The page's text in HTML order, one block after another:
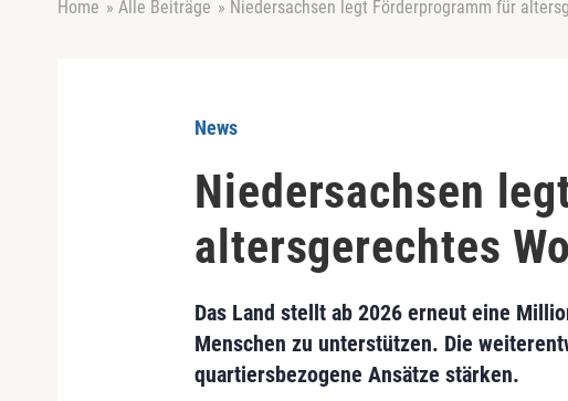
Home » Alle Beiträge » Niedersachsen legt Förderprogramm für
News
Niedersachsen
altersgerechtes
Das Land stellt ab 2026 erneut eine
Menschen zu unterstützen. Die
quartiersbezogene Ansätze stärken.